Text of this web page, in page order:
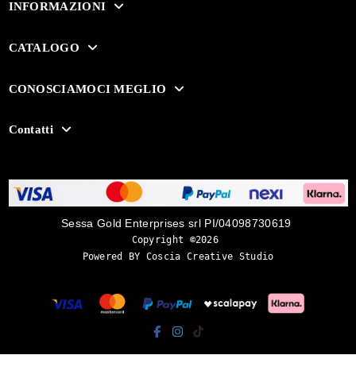
INFORMAZIONI
CATALOGO
CONOSCIAMOCI MEGLIO
Contatti
Sessa Gold Enterprises srl PI/04098730619
Copyright ©2026
Powered BY Coscia Creative Studio